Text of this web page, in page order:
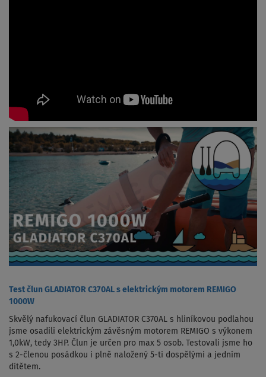
Test člun GLADIATOR C370AL s elektrickým motorem REMIGO
1000W
Skvělý nafukovací člun GLADIATOR C370AL s hliníkovou podlahou
jsme osadili elektrickým závěsným motorem REMIGO s výkonem
1,0kW, tedy 3HP. Člun je určen pro max 5 osob. Testovali jsme ho
s 2-členou posádkou i plně naložený 5-ti dospělými a jedním
dítětem.